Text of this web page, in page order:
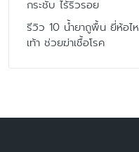
กระชับ ไร้ริ้วรอย
รีวิว 10 น้ำยาถูพื้น ยี่ห้อ
เท้า ช่วยฆ่าเชื้อโรค